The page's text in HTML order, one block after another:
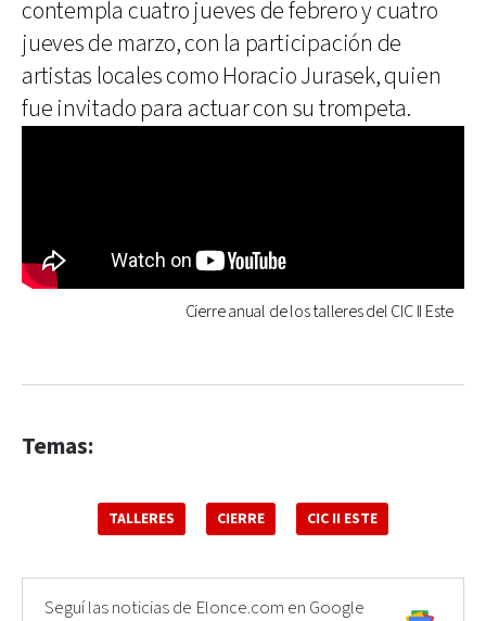
contempla cuatro jueves de febrero y cuatro
jueves de marzo, con la participación de
artistas locales como Horacio Jurasek, quien
fue invitado para actuar con su trompeta.
Cierre anual de los talleres del CIC II Este
Temas:
TALLERES CIERRE CIC II ESTE
Seguí las noticias de Elonce.com en Google